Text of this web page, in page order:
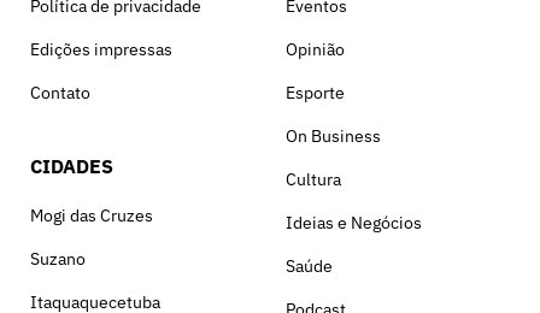
Política de privacidade
Edições impressas
Contato
CIDADES
Mogi das Cruzes
Suzano
Itaquaquecetuba
Eventos
Opinião
Esporte
On Business
Cultura
Ideias e Negócios
Saúde